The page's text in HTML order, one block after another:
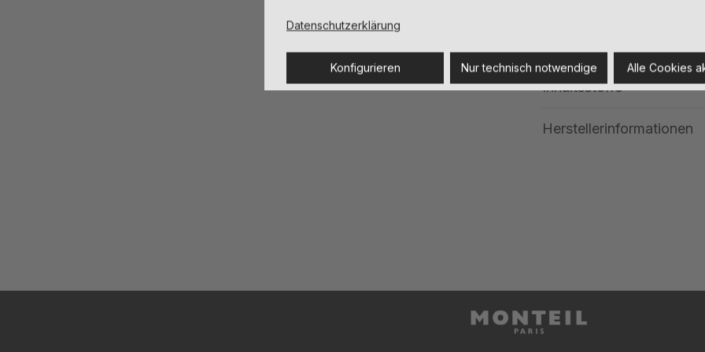
Inhaltsstoffe
Herstellerinformationen
Datenschutzerklärung
Konfigurieren Nur technisch notwendige Alle Cookies